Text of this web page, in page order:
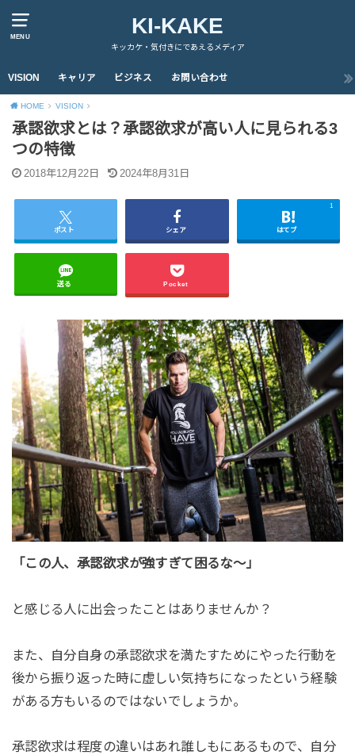
MENU KI-KAKE
キッカケ・気付きにであえるメディア
VISION キャリア ビジネス お問い合わせ
HOME VISION
承認欲求とは？承認欲求が高い人に見られる3
つの特徴
2018年12月22日 2024年8月31日
ポスト シェア はてブ
1
送る Pocket
「この人、承認欲求が強すぎて困るな～」
と感じる人に出会ったことはありませんか？
また、自分自身の承認欲求を満たすためにやった行動を
後から振り返った時に虚しい気持ちになったという経験
がある方もいるのではないでしょうか。
承認欲求は程度の違いはあれ誰しもにあるもので、自分